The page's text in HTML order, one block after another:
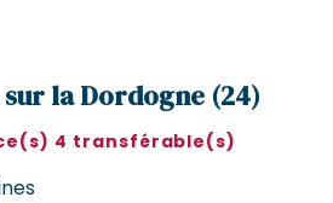
la Dordogne (24)
4 transférable(s)